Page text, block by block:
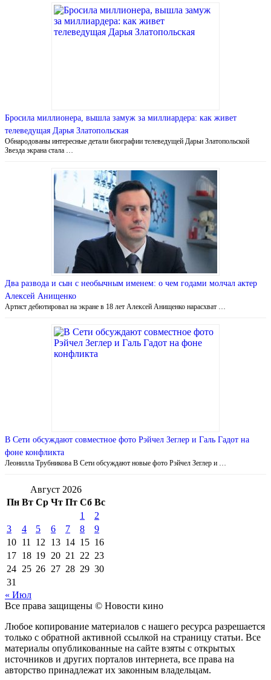
Бросила миллионера, вышла замуж за миллиардера: как живет
телеведущая Дарья Златопольская
Обнародованы интересные детали биографии телеведущей Дарьи Златопольской
Звезда экрана стала …
Два развода и сын с необычным именем: о чем годами молчал актер
Алексей Анищенко
Артист дебютировал на экране в 18 лет Алексей Анищенко нарасхват …
В Сети обсуждают совместное фото Рэйчел Зеглер и Галь Гадот на
фоне конфликта
Леонилла Трубникова В Сети обсуждают новые фото Рэйчел Зеглер и …
Август 2026
Пн Вт Ср Чт Пт Сб Вс
1
2
3
4 5 6 7 8
9
10 11 12 13 14 15 16
17 18 19 20 21 22 23
24 25 26 27 28 29 30
31
« Июл
Все права защищены © Новости кино
Любое копирование материалов с нашего ресурса разрешается
только с обратной активной ссылкой на страницу статьи. Все
материалы опубликованные на сайте взяты с открытых
источников и других порталов интернета, все права на
авторство принадлежат их законным владельцам.